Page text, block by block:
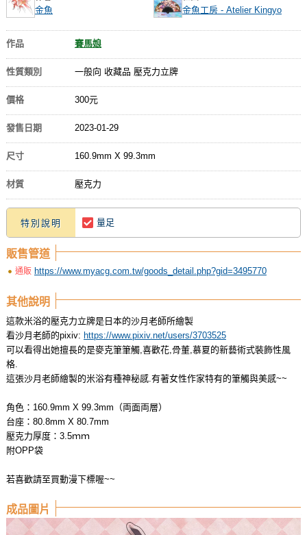
金魚 金魚工房 - Atelier Kingyo
作品 賽馬娘
性質類別 一般向 收藏品 壓克力立牌
價格 300元
發售日期 2023-01-29
尺寸 160.9mm X 99.3mm
材質 壓克力
特別說明 量足
販售管道
通販 https://www.myacg.com.tw/goods_detail.php?gid=3495770
其他說明
這款米浴的壓克力立牌是日本的沙月老師所繪製
看沙月老師的pixiv: https://www.pixiv.net/users/3703525
可以看得出她擅長的是麥克筆筆觸,喜歡花,骨董,慕夏的新藝術式裝飾性風
格.
這張沙月老師繪製的米浴有種神秘感.有著女性作家特有的筆觸與美感~~
角色：160.9mm X 99.3mm（両面両層）
台座：80.8mm X 80.7mm
壓克力厚度：3.5ｍｍ
附OPP袋
若喜歡請至買動漫下標喔~~
成品圖片